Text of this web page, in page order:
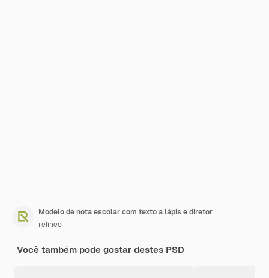
Modelo de nota escolar com texto a lápis e diretor
relineo
Você também pode gostar destes PSD